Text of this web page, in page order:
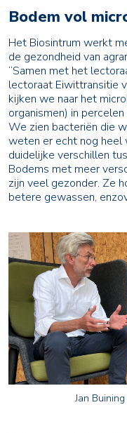
Bodem vol
Het Biosintrum werkt
de gezondheid van
“Samen met het
lectoraat Eiwittransitie
kijken we naar het
organismen) in
We zien bacteriën die
weten er echt nog heel
duidelijke verschillen
Bodems met meer
zijn veel gezonder. Ze
betere gewassen,
Jan